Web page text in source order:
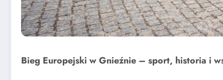
Bieg Europejski w Gnieźnie – sport, historia i